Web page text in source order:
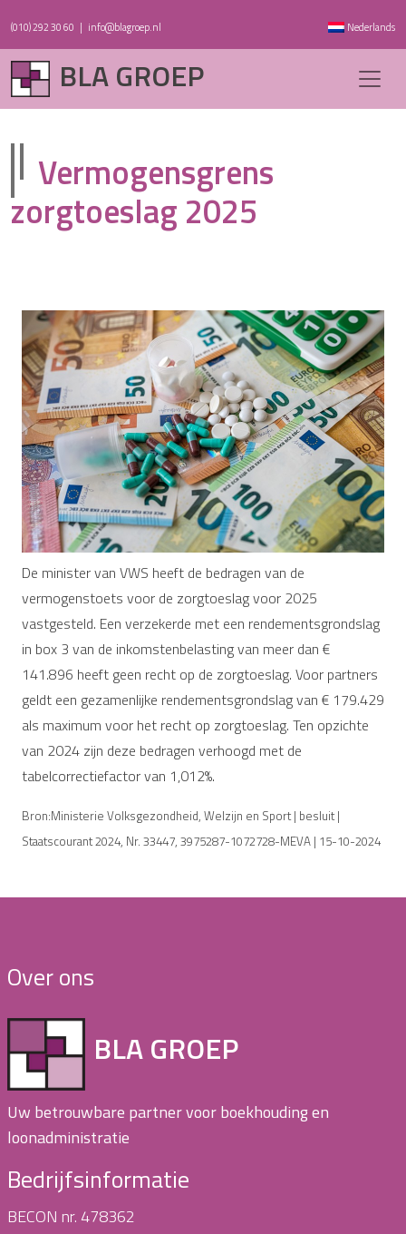
(010) 292 30 60 | info@blagroep.nl Nederlands
BLA GROEP
Vermogensgrens
zorgtoeslag 2025
De minister van VWS heeft de bedragen van de
vermogenstoets voor de zorgtoeslag voor 2025
vastgesteld. Een verzekerde met een rendementsgrondslag
in box 3 van de inkomstenbelasting van meer dan €
141.896 heeft geen recht op de zorgtoeslag. Voor partners
geldt een gezamenlijke rendementsgrondslag van € 179.429
als maximum voor het recht op zorgtoeslag. Ten opzichte
van 2024 zijn deze bedragen verhoogd met de
tabelcorrectiefactor van 1,012%.
Bron:Ministerie Volksgezondheid, Welzijn en Sport | besluit |
Staatscourant 2024, Nr. 33447, 3975287-1072728-MEVA | 15-10-2024
Over ons
BLA GROEP
Uw betrouwbare partner voor boekhouding en
loonadministratie
Bedrijfsinformatie
BECON nr. 478362